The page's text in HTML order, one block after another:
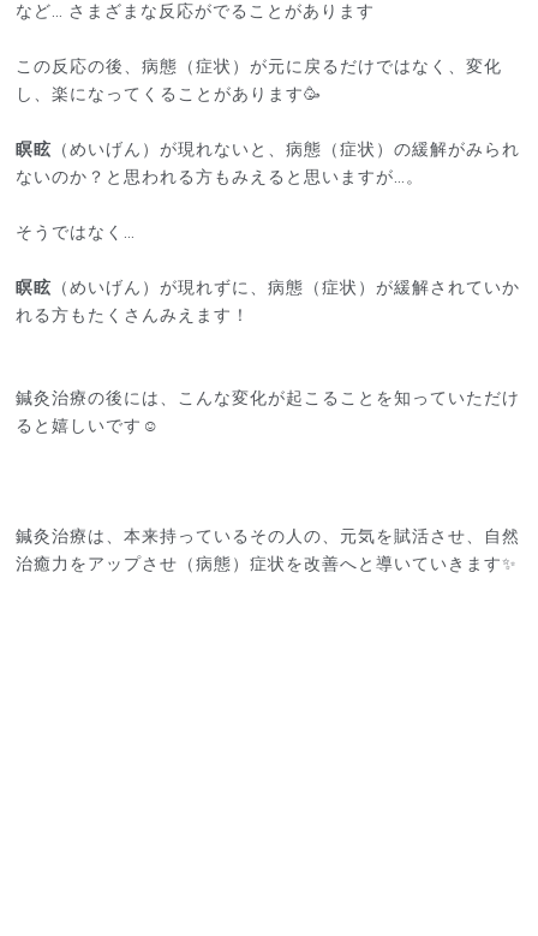
など… さまざまな反応がでることがあります
この反応の後、病態（症状）が元に戻るだけではなく、変化
し、楽になってくることがあります🥳
瞑眩 （めいげん）が現れないと、病態（症状）の緩解がみられ
ないのか？と思われる方もみえると思いますが…。
そうではなく…
瞑眩 （めいげん）が現れずに、病態（症状）が緩解されていか
れる方もたくさんみえます！
鍼灸治療の後には、こんな変化が起こることを知っていただけ
ると嬉しいです☺️
鍼灸治療は、本来持っているその人の、元気を賦活させ、自然
治癒力をアップさせ（病態）症状を改善へと導いていきます✨